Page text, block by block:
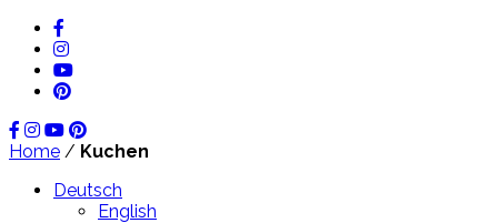
Home / Kuchen
Deutsch
English